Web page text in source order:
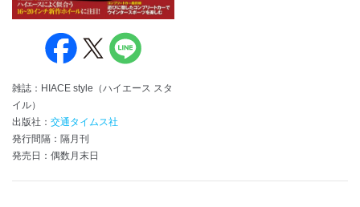
雑誌：HIACE style（ハイエース スタ
イル）
出版社： 交通タイムス社
発行間隔：隔月刊
発売日：偶数月末日